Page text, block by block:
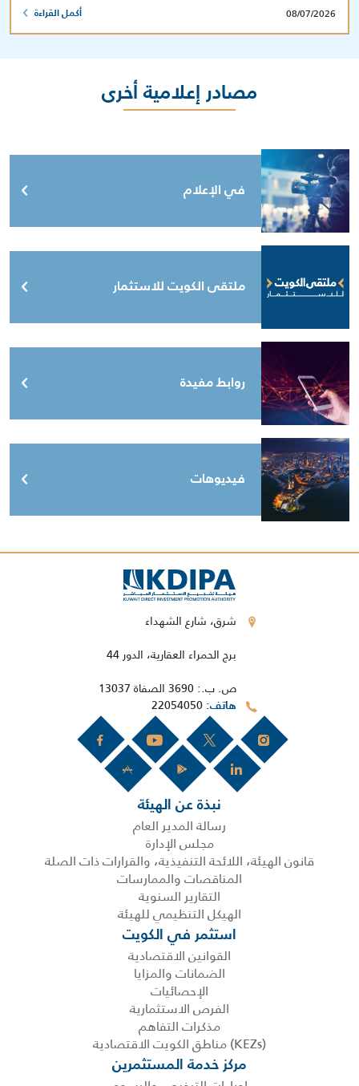
08/07/2026 أكمل القراءة
مصادر إعلامية أخرى
في الإعلام
ملتقى الكويت للاستثمار
روابط مفيدة
فيديوهات
شرق، شارع الشهداء
برج الحمراء العقارية، الدور 44
ص. ب.: 3690 الصفاة 13037
هاتف
نبذة عن الهيئة
رسالة المدير العام
مجلس الإدارة
قانون الهيئة، اللائحة التنفيذية، والقرارات ذات الصلة
المناقصات والممارسات
التقارير السنوية
الهيكل التنظيمي للهيئة
استثمر في الكويت
القوانين الاقتصادية
الضمانات والمزايا
الإحصائيات
الفرص الاستثمارية
مذكرات التفاهم
(KEZs) مناطق الكويت الاقتصادية
مركز خدمة المستثمرين